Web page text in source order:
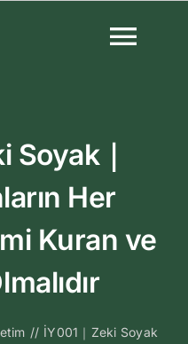
Kitapları
Sesli
Soyak｜
Her
Kuran ve
// İY001｜Zeki Soyak